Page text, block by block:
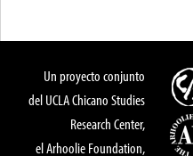
Un proyecto conjunto
del UCLA Chicano Studies
Research Center,
el Arhoolie Foundation,